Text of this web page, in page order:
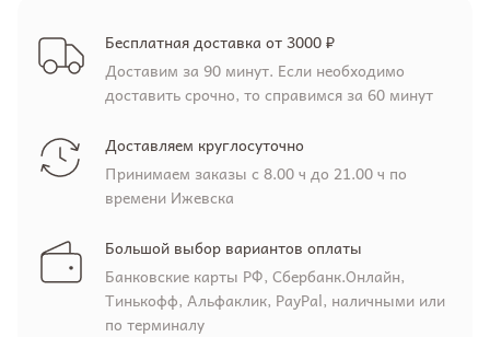
Бесплатная доставка от 3000 ₽
Доставим за 90 минут. Если необходимо
доставить срочно, то справимся за 60 минут
Доставляем круглосуточно
Принимаем заказы с 8.00 ч до 21.00 ч по
времени Ижевска
Большой выбор вариантов оплаты
Банковские карты РФ, Сбербанк.Онлайн,
Тинькофф, Альфаклик, PayPal, наличными или
по терминалу